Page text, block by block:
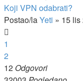
Koji VPN odabrati?
Postao/laYeti » 15 lis
1
2
12 Odgovori